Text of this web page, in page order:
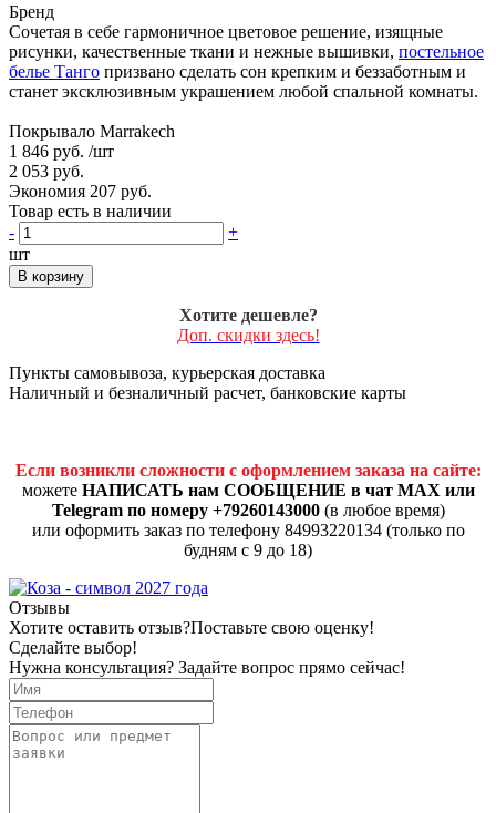
Бренд
Сочетая в себе гармоничное цветовое решение, изящные
рисунки, качественные ткани и нежные вышивки, постельное
белье Танго призвано сделать сон крепким и беззаботным и
станет эксклюзивным украшением любой спальной комнаты.
Покрывало Marrakech
1 846 руб. /шт
2 053 руб.
Экономия 207 руб.
Товар есть в наличии
-
+
шт
В корзину
Хотите дешевле?
Доп. скидки здесь!
Пункты самовывоза, курьерская доставка
Наличный и безналичный расчет, банковские карты
Если возникли сложности с оформлением заказа на сайте:
можете НАПИСАТЬ нам СООБЩЕНИЕ в чат MAX или
Telegram по номеру +79260143000(в любое время)
или оформить заказ по телефону 84993220134 (только по
будням с 9 до 18)
Отзывы
Хотите оставить отзыв?Поставьте свою оценку!
Сделайте выбор!
Нужна консультация? Задайте вопрос прямо сейчас!